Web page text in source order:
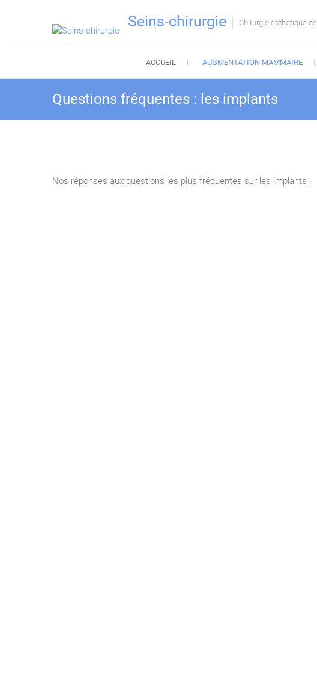
Seins-chirurgie Chirurgie esthetique
ACCUEIL AUGMENTATION MAMMAIRE
Questions fréquentes : les implants
Nos réponses aux questions les plus fréquentes sur les implants :